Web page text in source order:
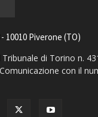
10010 Piverone (TO)
di Torino n.
con il